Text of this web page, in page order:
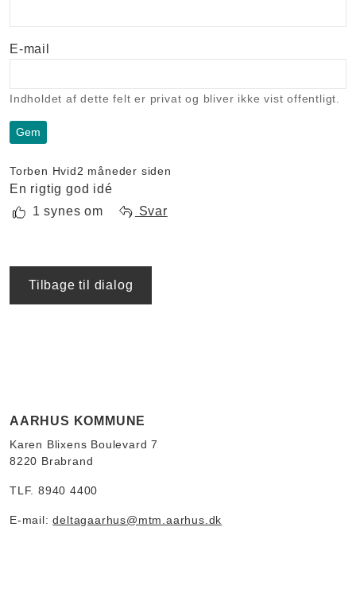
E-mail
Indholdet af dette felt er privat og bliver ikke vist offentligt.
Torben Hvid2 måneder siden
En rigtig god idé
1 synes om
Svar
Tilbage til dialog
AARHUS KOMMUNE
Karen Blixens Boulevard 7
8220 Brabrand
TLF. 8940 4400
E-mail:deltagaarhus@mtm.aarhus.dk